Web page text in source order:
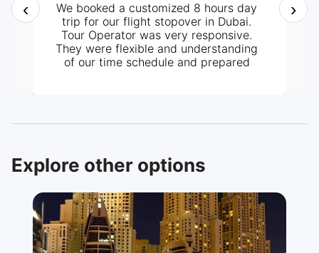
We booked a customized 8 hours day
trip for our flight stopover in Dubai.
Tour Operator was very responsive.
They were flexible and understanding
of our time schedule and prepared
‹ ›
Explore other options